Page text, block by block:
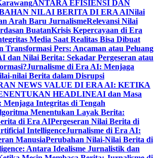
ANTARA EFISIENSI DAN
NILAI BERITA DI ERA AINilai
Arah Baru JurnalismeRelevansi Nilai
BuatanKrisis Kepercayaan di Era
Media Saat Realitas Bisa Dibuat
Transformasi Pers: Ancaman atau Peluang
dan Nilai Berita: Sekadar Pergeseran atau
Jurnalisme di Era AI: Menjaga
nilai Berita dalam Disrupsi
NEWS VALUE DI ERA AI: KETIKA
HEADLINEAI dan Masa
Menjaga Integritas di Tengah
Menentukan Layak Berita:
di Era AIPergeseran Nilai Berita di
IntelligenceJurnalisme di Era AI:
ManusiaPerubahan Nilai-Nilai Berita di
Antara Idealisme Jurnalistik dan